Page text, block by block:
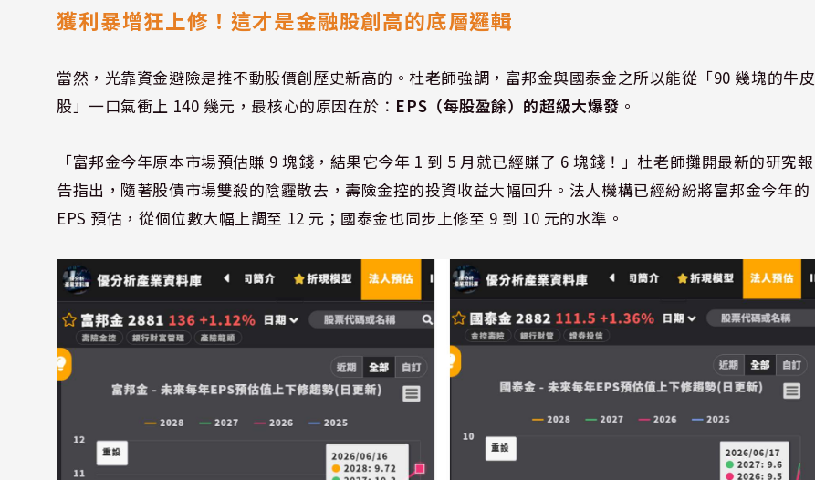
獲利暴增狂上修！這才是金融股創高的底層邏輯
當然，光靠資金避險是推不動股價創歷史新高的。杜老師強調，富邦金與國泰金之所以能從「90 幾塊的牛皮
股」一口氣衝上 140 幾元，最核心的原因在於： EPS（每股盈餘）的超級大爆發 。
「富邦金今年原本市場預估賺 9 塊錢，結果它今年 1 到 5 月就已經賺了 6 塊錢！」杜老師攤開最新的研究報
告指出，隨著股債市場雙殺的陰霾散去，壽險金控的投資收益大幅回升。法人機構已經紛紛將富邦金今年的
EPS 預估，從個位數大幅上調至 12 元；國泰金也同步上修至 9 到 10 元的水準。